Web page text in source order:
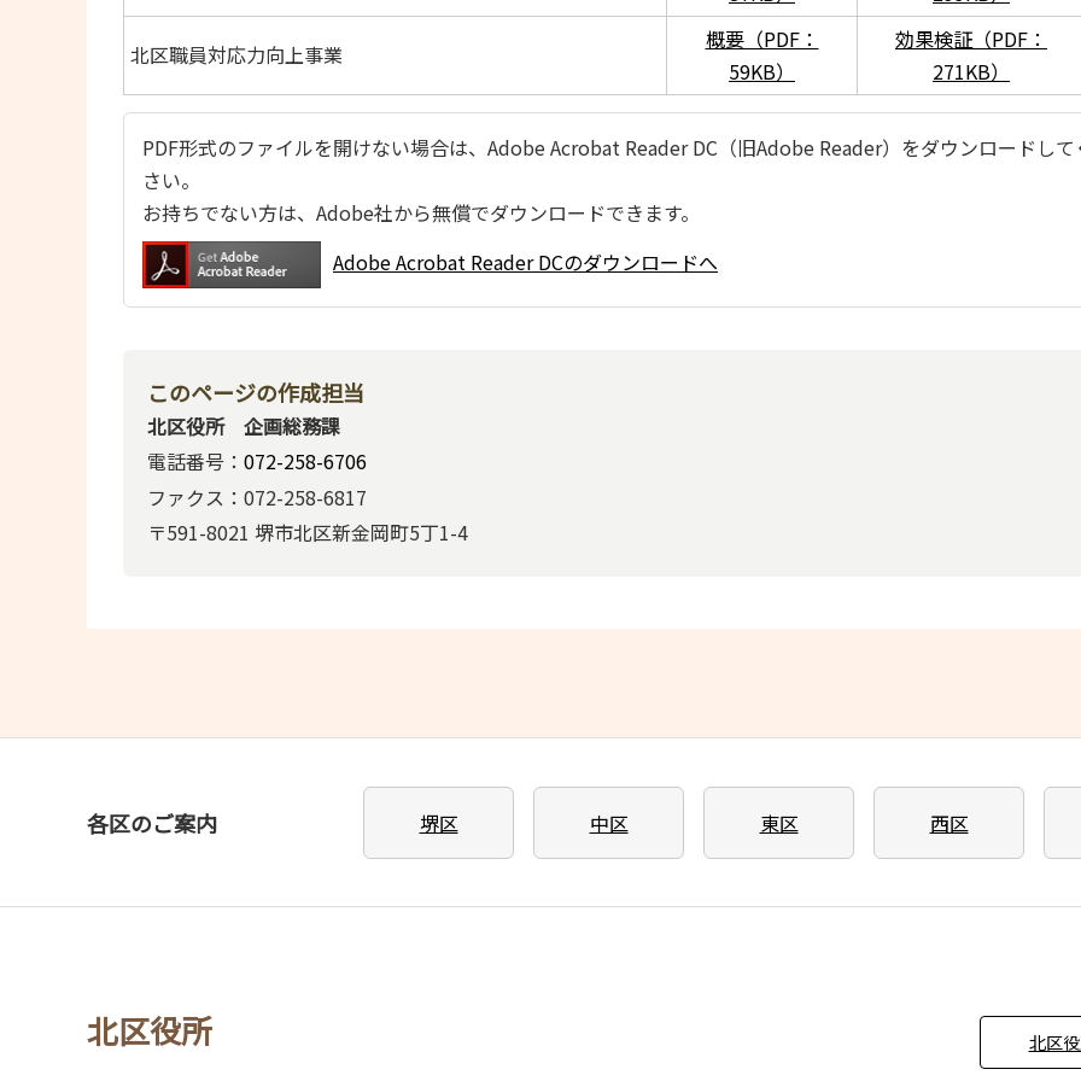
北区職員対応力向上事業
概要（PDF：
59KB）
効果検証（PDF：
271KB）
PDF形式のファイルを開けない場合は、Adobe Acrobat Reader DC（旧Adobe Reader）をダウンロードして
さい。
お持ちでない方は、Adobe社から無償でダウンロードできます。
Adobe Acrobat Reader DCのダウンロードへ
このページの作成担当
北区役所 企画総務課
電話番号： 072-258-6706
ファクス：072-258-6817
〒591-8021 堺市北区新金岡町5丁1-4
各区のご案内 堺区 中区 東区 西区
北区役所 北区